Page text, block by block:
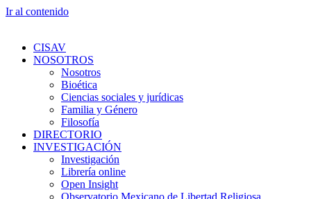
Ir al contenido
CISAV
NOSOTROS
Nosotros
Bioética
Ciencias sociales y jurídicas
Familia y Género
Filosofía
DIRECTORIO
INVESTIGACIÓN
Investigación
Librería online
Open Insight
Observatorio Mexicano de Libertad Religiosa